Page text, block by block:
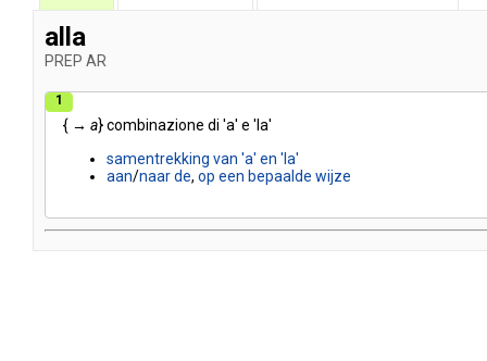
alla
PREP AR
1
{ → a}combinazione di 'a' e 'la'
samentrekking van 'a' en 'la'
aan/naarde, op een bepaalde wijze